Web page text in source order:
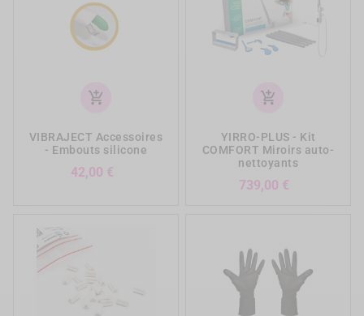
add_shopping_cart
VIBRAJECT Accessoires
- Embouts silicone
42,00 €
add_shopping_cart
YIRRO-PLUS - Kit
COMFORT Miroirs auto-
nettoyants
739,00 €